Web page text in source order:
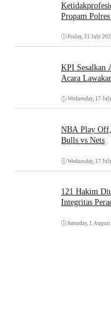
Propam Polres
Friday, 31 July
KPI Sesalkan
Acara
Wednesday, 17
NBA Play
Bulls vs Nets
Wednesday, 17
121 Hakim
Integritas
Saturday, 1